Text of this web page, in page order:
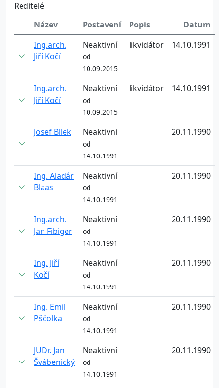
Reditelé
Název
Postavení Popis
Datum
Ing.arch.
Jiří Kočí
Neaktivní
od
10.09.2015
likvidátor 14.10.1991
Ing.arch.
Jiří Kočí
Neaktivní
od
10.09.2015
likvidátor 14.10.1991
Josef Bílek Neaktivní
od
14.10.1991
20.11.1990
Ing. Aladár
Blaas
Neaktivní
od
14.10.1991
20.11.1990
Ing.arch.
Jan Fibiger
Neaktivní
od
14.10.1991
20.11.1990
Ing. Jiří
Kočí
Neaktivní
od
14.10.1991
20.11.1990
Ing. Emil
Pščolka
Neaktivní
od
14.10.1991
20.11.1990
JUDr. Jan
Švábenický
Neaktivní
od
14.10.1991
20.11.1990